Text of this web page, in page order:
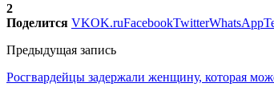
2
Поделится VKOK.ruFacebookTwitterWhatsApp
Предыдущая запись
Росгвардейцы задержали женщину, которая